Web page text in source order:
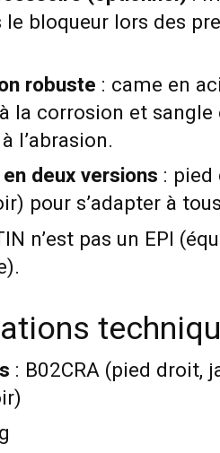
le bloqueur lors des
robuste : came en
la corrosion et
l’abrasion.
deux versions :
pour s’adapter à
n’est pas un EPI
: B02CRA (pied droit,